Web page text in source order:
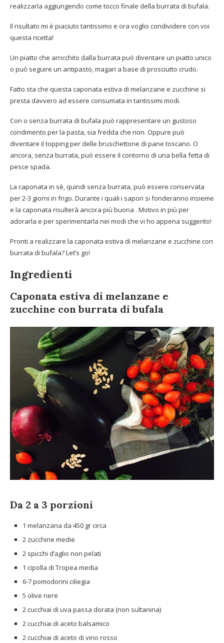
realizzarla aggiungendo come tocco finale della burrata di bufala.
Il risultato mi è piaciuto tantissimo e ora voglio condividere con voi
questa ricetta!
Un piatto che arricchito dalla burrata può diventare un piatto unico
o può seguire un antipasto, magari a base di prosciutto crudo.
Fatto sta che questa caponata estiva di melanzane e zucchine si
presta davvero ad essere consumata in tantissimi modi.
Con o senza burrata di bufala può rappresentare un gustoso
condimento per la pasta, sia fredda che non. Oppure può
diventare il topping per delle bruschettone di pane toscano. O
ancora, senza burrata, può essere il contorno di una bella fetta di
pesce spada.
La caponata in sè, quindi senza burrata, può essere conservata
per 2-3 giorni in frigo. Durante i quali i sapori si fonderanno insieme
e la caponata risulterà ancora più buona . Motivo in più per
adorarla e per sperimentarla nei modi che vi ho appena suggerito!
Pronti a realizzare la caponata estiva di melanzane e zucchine con
burrata di bufala? Let’s go!
Ingredienti
Caponata estiva di melanzane e
zucchine con burrata di bufala
Da 2 a 3 porzioni
1 melanzana da 450 gr circa
2 zucchine medie
2 spicchi d’aglio non pelati
1 cipolla di Tropea media
6-7 pomodorini ciliegia
5 olive nere
2 cucchiai di uva passa dorata (non sultanina)
2 cucchiai di aceto balsamico
2 cucchiai di aceto di vino rosso